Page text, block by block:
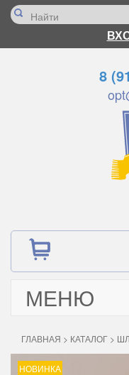
8
МЕНЮ
ГЛАВНАЯ > КАТАЛОГ >
НОВИНКА